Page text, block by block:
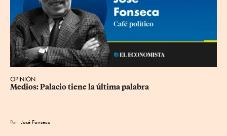
OPINIÓN
Medios: Palacio tiene la última palabra
Por José Fonseca